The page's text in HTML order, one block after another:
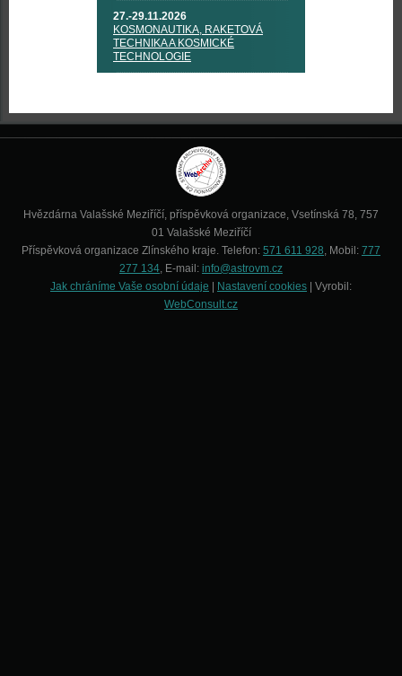
27.-29.11.2026
KOSMONAUTIKA, RAKETOVÁ
TECHNIKA A KOSMICKÉ
TECHNOLOGIE
Hvězdárna Valašské Meziříčí, příspěvková organizace, Vsetínská 78, 757
01 Valašské Meziříčí
Příspěvková organizace Zlínského kraje. Telefon: 571 611 928, Mobil: 777
277 134, E-mail: info@astrovm.cz
Jak chráníme Vaše osobní údaje
Nastavení cookies | Vyrobil:
WebConsult.cz